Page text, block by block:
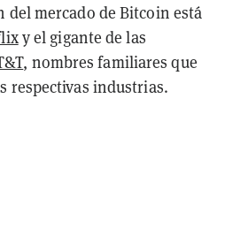
del mercado de Bitcoin está
y el gigante de las
, nombres familiares que
respectivas industrias.